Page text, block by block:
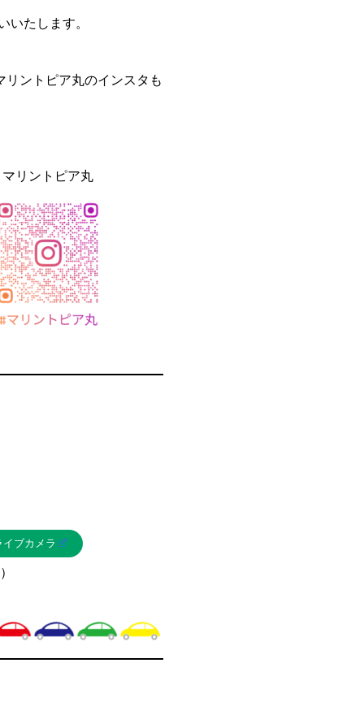
いたします。
ントピア丸のインスタも
マリントピア丸
ブカメラ